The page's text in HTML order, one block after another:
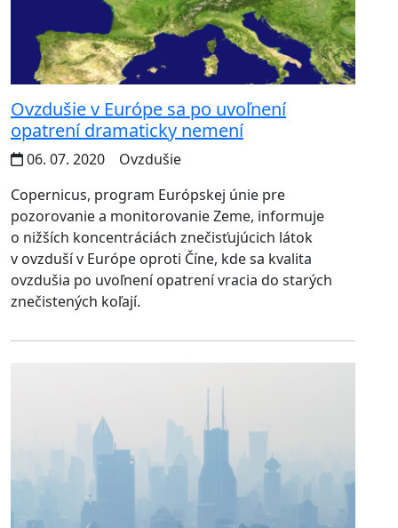
Ovzdušie v Európe sa po uvoľnení
opatrení dramaticky nemení
06. 07. 2020
Ovzdušie
Copernicus, program Európskej únie pre
pozorovanie a monitorovanie Zeme, informuje
o nižších koncentráciách znečisťujúcich látok
v ovzduší v Európe oproti Číne, kde sa kvalita
ovzdušia po uvoľnení opatrení vracia do starých
znečistených koľají.